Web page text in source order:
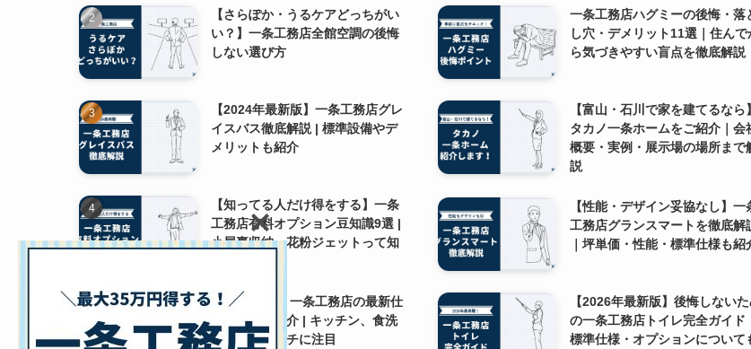
【さらぽか・うるケアどっちがい
い？】一条工務店全館空調の後悔
しない選び方
【2024年最新版】一条工務店グレ
イスバス徹底解説 | 標準設備やデ
メリットも紹介
【知ってる人だけ得をする】一条
工務店有料オプション豆知識9選 |
小屋裏収納・花粉ジェットって知
【2024最新】一条工務店の最新仕
様変更をご紹介 | キッチン、食洗
機、玄関ポーチに注目
一条工務店ハグミーの後悔・落
し穴・デメリット11選｜住んで
ら気づきやすい盲点を徹底解説
【富山・石川で家を建てるなら】
タカノ一条ホームをご紹介｜会
概要・実例・展示場の場所まで
説
【性能・デザイン妥協なし】一
工務店グランスマートを徹底解
｜坪単価・性能・標準仕様も紹
【2026年最新版】後悔しない
の一条工務店トイレ完全ガイド
標準仕様・オプションについて